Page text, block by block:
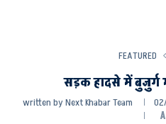
FEATURED
सड़क हादसे में बुजुर्ग
written byNext Khabar Team